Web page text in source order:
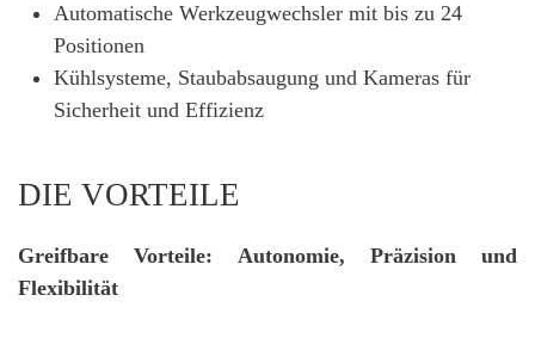
Automatische Werkzeugwechsler mit bis zu 24
Positionen
Kühlsysteme, Staubabsaugung und Kameras für
Sicherheit und Effizienz
DIE VORTEILE
Greifbare Vorteile: Autonomie, Präzision und
Flexibilität